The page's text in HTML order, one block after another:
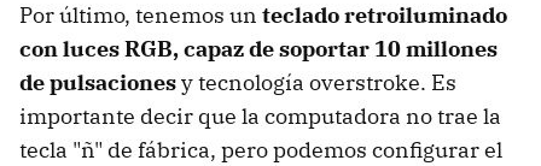
Por último, tenemos un teclado retroiluminado
con luces RGB, capaz de soportar 10 millones
de pulsacionesy tecnología overstroke. Es
importante decir que la computadora no trae la
tecla "ñ" de fábrica, pero podemos configurar el